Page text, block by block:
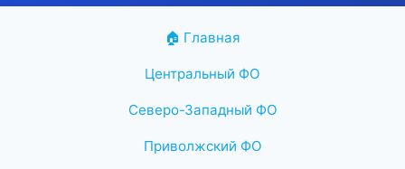
🏠 Главная
Центральный ФО
Северо-Западный ФО
Приволжский ФО